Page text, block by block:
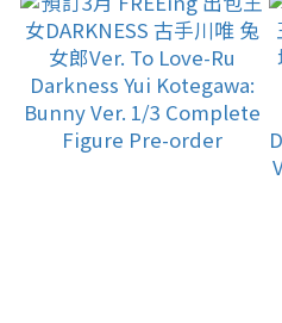
Complete Figure
Pre-order